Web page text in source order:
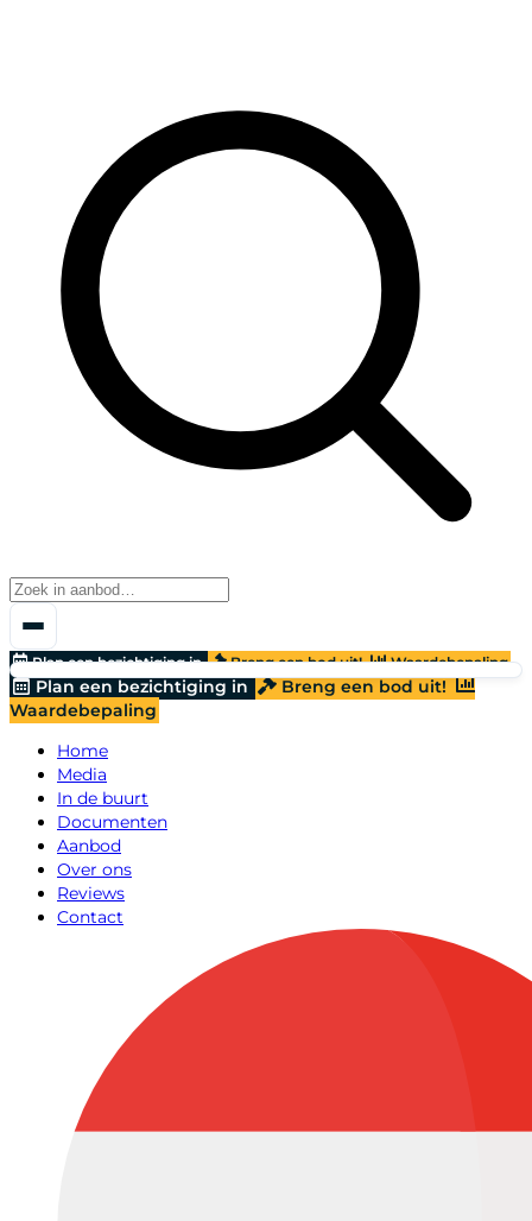
Plan een bezichtiging in Breng een bod uit! Waardebepaling
Plan een bezichtiging in
Breng een bod uit!
Waardebepaling
Home
Media
In de buurt
Documenten
Aanbod
Over ons
Reviews
Contact